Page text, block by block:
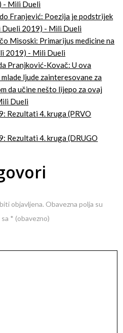
- Mili Dueli
Franjević: Poezija je podstrijek
2019) - Mili Dueli
Misoski: Primarijus medicine na
2019) - Mili Dueli
Pranjković-Kovač: U ova
ljude zainteresovane za
da učine nešto lijepo za ovaj
Dueli
Rezultati 4. kruga (PRVO
Rezultati 4. kruga (DRUGO
objavljena. Obavezna polja su
* (obavezno)